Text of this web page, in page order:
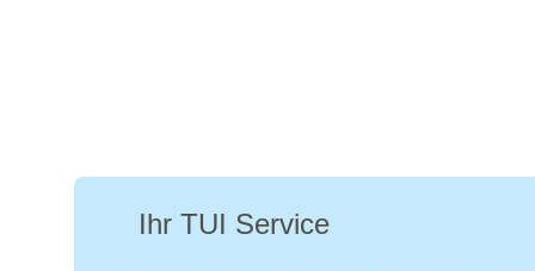
Ihr TUI Service